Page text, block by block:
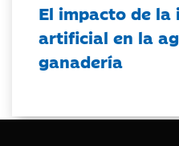
El impacto de
artificial en la
ganadería